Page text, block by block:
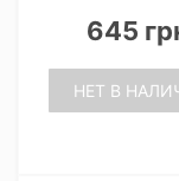
645
НЕТ В